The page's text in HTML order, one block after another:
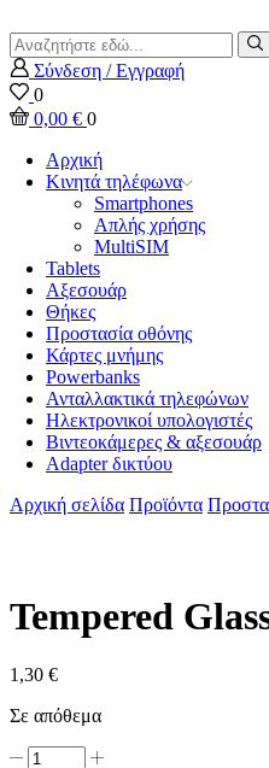
Search
inputΣύνδεση / Εγγραφή
0
0,00 € 0
Αρχική
Κινητά τηλέφωνα
Smartphones
Απλής χρήσης
MultiSIM
Tablets
Αξεσουάρ
Θήκες
Προστασία οθόνης
Κάρτες μνήμης
Powerbanks
Ανταλλακτικά τηλεφώνων
Ηλεκτρονικοί υπολογιστές
Βιντεοκάμερες & αξεσουάρ
Adapter δικτύου
Αρχική σελίδα Προϊόντα
Tempered
1,30 €
Σε απόθεμα
Tempered